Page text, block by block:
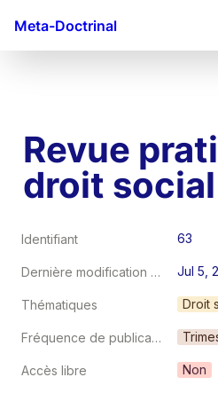
Meta-Doctrinal
Revue
droit social
Identifiant 63
Dernière modification au Jul 5,
Thématiques Droit
Fréquence de publication
Accès libre Non